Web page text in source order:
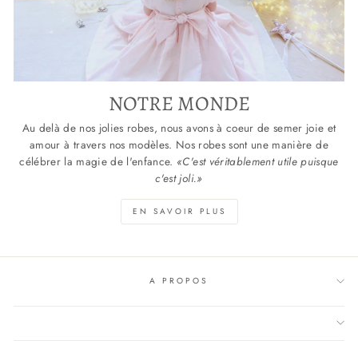
NOTRE MONDE
Au delà de nos jolies robes, nous avons à coeur de semer joie et
amour à travers nos modèles. Nos robes sont une manière de
célébrer la magie de l'enfance. «C'est véritablement utile puisque
c'est joli.»
EN SAVOIR PLUS
A PROPOS